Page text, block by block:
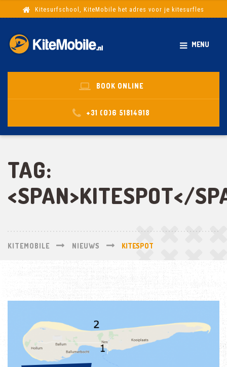
Kitesurfschool, KiteMobile het adres voor je kitesurfles
MENU
BOOK ONLINE
+31 (0)6 51814918
TAG:
<SPAN>KITESPOT</
KITEMOBILE NIEUWS KITESPOT